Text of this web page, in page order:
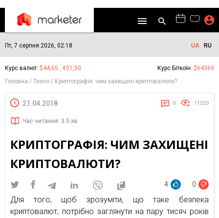
Пт, 7 серпня 2026, 02:18 UA RU
Курс валют: $44,65 , €51,50 Курс Біткоїн: $64369
Головна
Техно Криптографія: чим захищені криптовалюти?
21.04.2018 0 11523
Час читання: 3.5 хв.
КРИПТОГРАФІЯ: ЧИМ ЗАХИЩЕНІ
КРИПТОВАЛЮТИ?
4 0
Для того, щоб зрозуміти, що таке безпека
криптовалют, потрібно заглянути на пару тисяч років